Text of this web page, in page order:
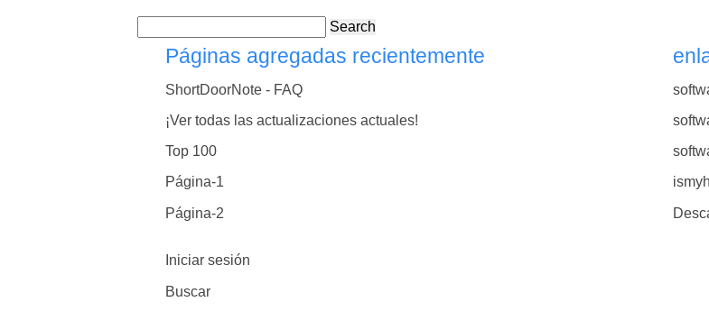
Search
Páginas agregadas recientemente
ShortDoorNote - FAQ
¡Ver todas las actualizaciones actuales!
Top 100
Página-1
Página-2
Iniciar sesión
Buscar